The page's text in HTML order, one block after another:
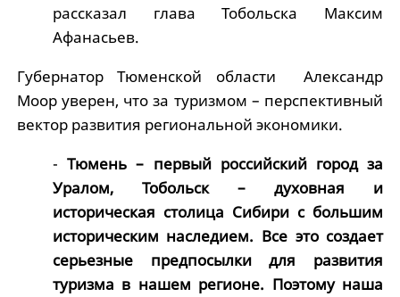
рассказал глава Тобольска Максим
Афанасьев.
Губернатор Тюменской области Александр
Моор уверен, что за туризмом – перспективный
вектор развития региональной экономики.
- Тюмень – первый российский город за
Уралом, Тобольск – духовная и
историческая столица Сибири с большим
историческим наследием. Все это создает
серьезные предпосылки для развития
туризма в нашем регионе. Поэтому наша